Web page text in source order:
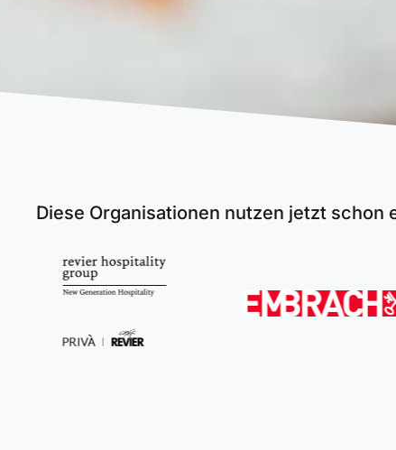
Diese Organisationen nutzen jetzt